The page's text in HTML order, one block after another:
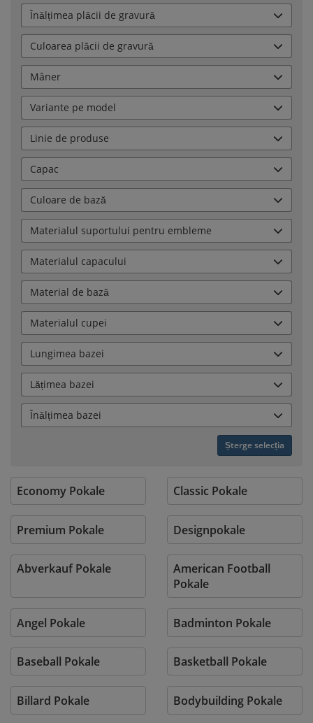
Înălțimea plăcii de gravură
Culoarea plăcii de gravură
Mâner
Variante pe model
Linie de produse
Capac
Culoare de bază
Materialul suportului pentru embleme
Materialul capacului
Material de bază
Materialul cupei
Lungimea bazei
Lățimea bazei
Înălțimea bazei
Șterge selecția
Economy Pokale Classic Pokale
Premium Pokale Designpokale
Abverkauf Pokale
American Football
Pokale
Angel Pokale Badminton Pokale
Baseball Pokale Basketball Pokale
Billard Pokale Bodybuilding Pokale